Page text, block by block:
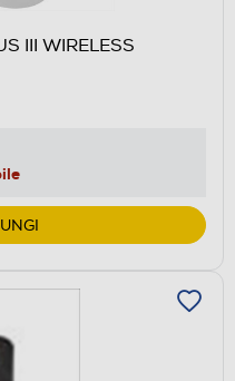
III WIRELESS